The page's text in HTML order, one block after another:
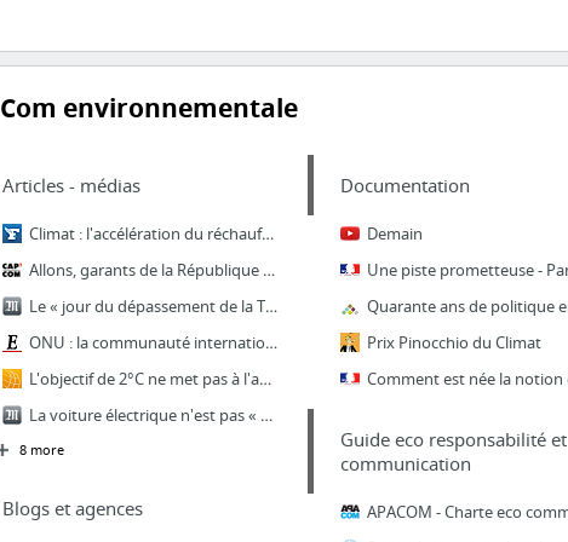
Com environnementale
Articles - médias
Climat : l'accélération du réchauffement dépasse toutes les prévisions
Allons, garants de la République ! | Cap'Com, Le réseau de la communication publique et...
Le « jour du dépassement de la Terre » en infographies
ONU : la communauté internationale double le nombre de ses objectifs de développement, ...
L'objectif de 2°C ne met pas à l'abri de dangereuses modifications des courants marins
La voiture électrique n'est pas « écologique »
8 more
Blogs et agences
Documentation
Demain
Prix Pinocchio du Climat
Guide eco responsabilité et
communication